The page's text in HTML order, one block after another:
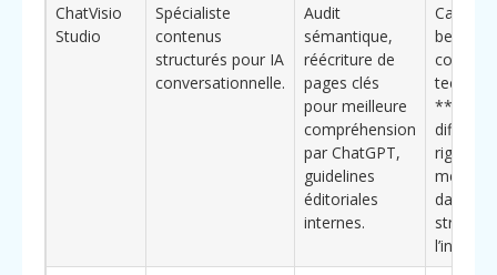
ChatVisio
Studio
Spécialiste
contenus
structurés pour IA
conversationnelle.
Audit
sémantique,
réécriture de
pages clés
pour meilleure
compréhension
par ChatGPT,
guidelines
éditoriales
internes.
rigueur
dans la